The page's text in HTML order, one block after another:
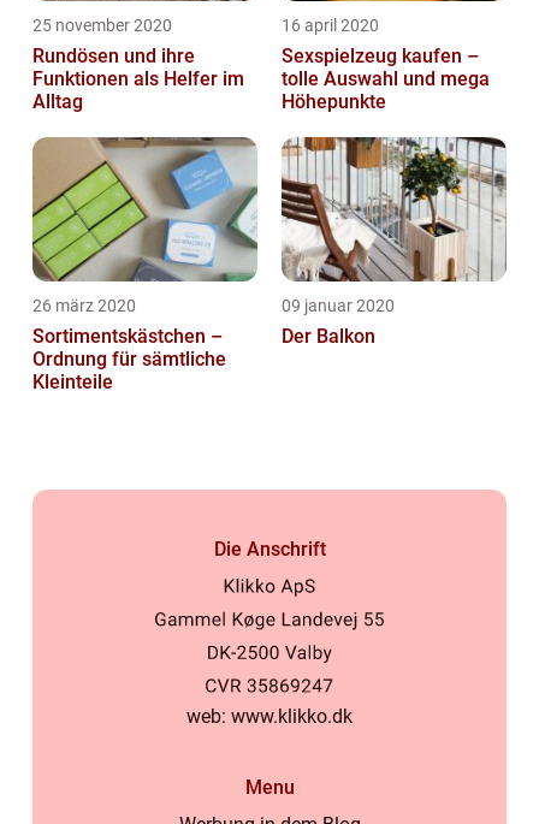
25 november 2020
Rundösen und ihre
Funktionen als Helfer im
Alltag
16 april 2020
Sexspielzeug kaufen –
tolle Auswahl und mega
Höhepunkte
26 märz 2020
Sortimentskästchen –
Ordnung für sämtliche
Kleinteile
09 januar 2020
Der Balkon
Die Anschrift
web: www.klikko.dk
Menu